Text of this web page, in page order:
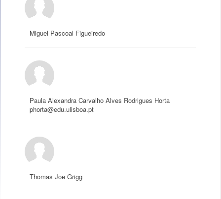
Miguel Pascoal Figueiredo
Paula Alexandra Carvalho Alves Rodrigues Horta
phorta@edu.ulisboa.pt
Thomas Joe Grigg